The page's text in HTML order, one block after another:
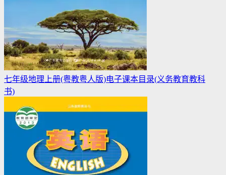
七年级地理上册(粤教粤人版)电子课本目录(义务教育教科
书)